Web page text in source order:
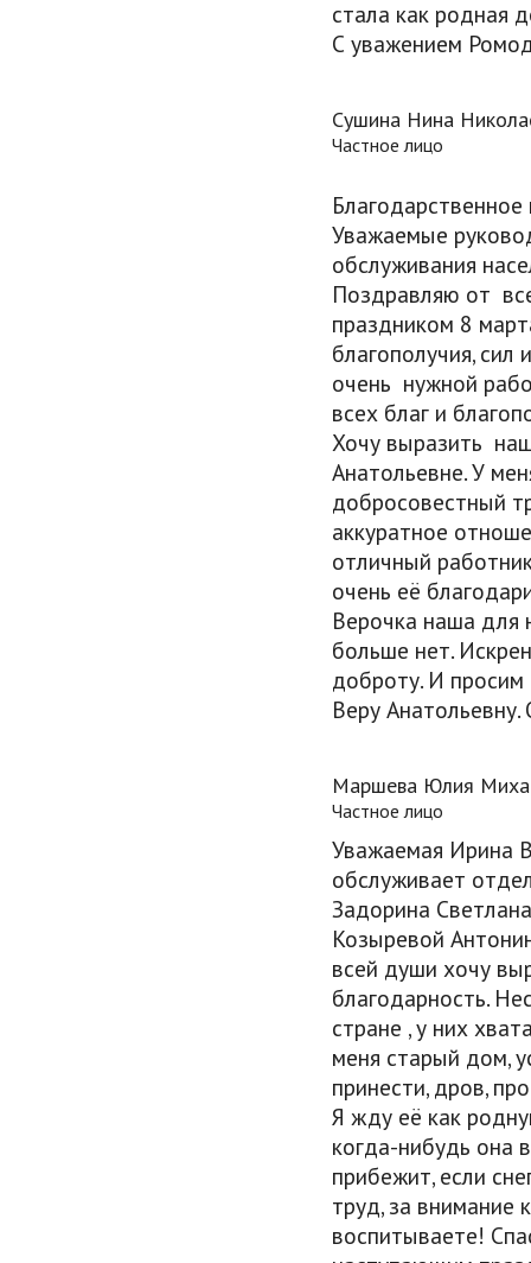
стала как родная
С уважением
Сушина Нина
Частное лицо
Благодарственное
Уважаемые
обслуживания
Поздравляю от
праздником 8
благополучия,
очень нужной
всех благ и
Хочу выразить
Анатольевне. У
добросовестный
аккуратное
отличный
очень её
Верочка наша для
больше нет.
доброту. И
Веру
Маршева Юлия
Частное лицо
Уважаемая Ирина
обслуживает
Задорина
Козыревой
всей души хочу
благодарность.
стране , у них
меня старый дом,
принести, дров,
Я жду её как
когда-нибудь она
прибежит, если
труд, за внимание
воспитываете!